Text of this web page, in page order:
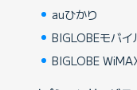
auひかり
BIGLOBEモバイ
BIGLOBE